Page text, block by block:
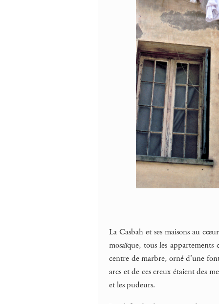
La Casbah et ses maisons au
mosaïque, tous les
centre de marbre, orné d’une
arcs et de ces creux étaient des
et les pudeurs.